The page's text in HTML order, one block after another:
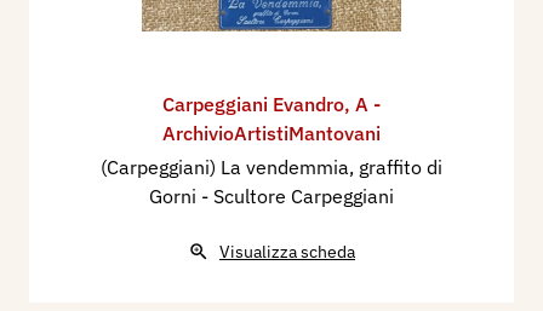
Carpeggiani Evandro, A -
ArchivioArtistiMantovani
(Carpeggiani) La vendemmia, graffito di
Gorni - Scultore Carpeggiani
Visualizza scheda